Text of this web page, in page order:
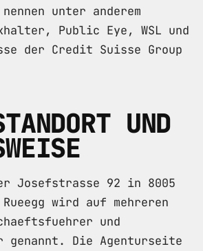
unter anderem
Public Eye, WSL und
der Credit Suisse Group
UND
Josefstrasse 92 in 8005
wird auf mehreren
und
genannt. Die Agenturseite